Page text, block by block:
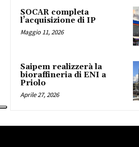
SOCAR completa
l’acquisizione di IP
Maggio 11, 2026
Saipem realizzerà la
bioraffineria di ENI a
Priolo
Aprile 27, 2026